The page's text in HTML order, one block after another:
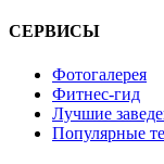
СЕРВИСЫ
Фотогалерея
Фитнес-гид
Лучшие
Популярные